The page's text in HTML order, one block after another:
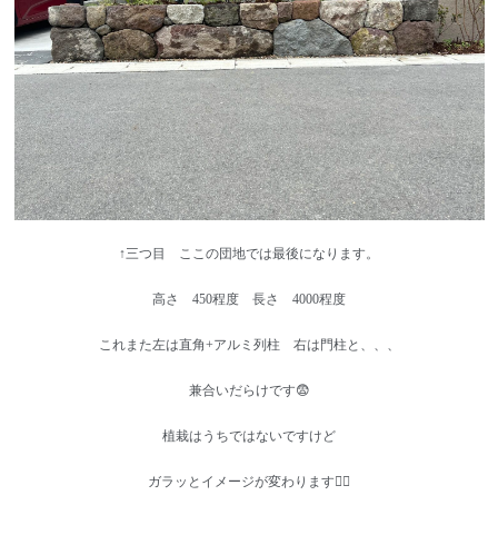
↑三つ目 ここの団地では最後になります。
高さ 450程度 長さ 4000程度
これまた左は直角+アルミ列柱 右は門柱と、、、
兼合いだらけです😨
植栽はうちではないですけど
ガラッとイメージが変わります👌🏻